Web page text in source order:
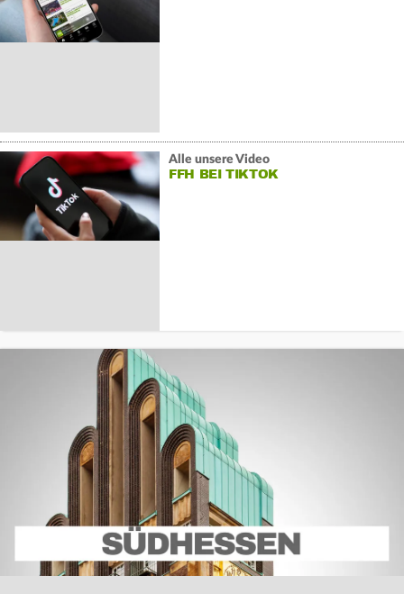
Alle unsere Video
FFH BEI TIKTOK